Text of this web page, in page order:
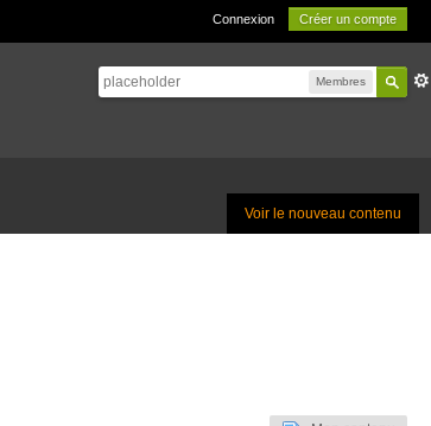
Connexion Créer un compte
Membres
Voir le nouveau contenu